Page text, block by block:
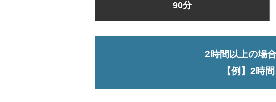
90分
2時間以上の場
【例】2時